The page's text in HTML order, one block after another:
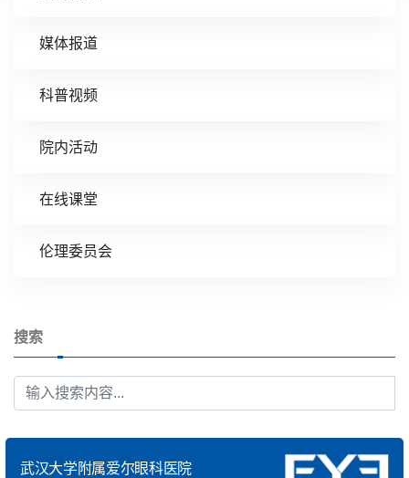
媒体报道
科普视频
院内活动
在线课堂
伦理委员会
搜索
武汉大学附属爱尔眼科医院